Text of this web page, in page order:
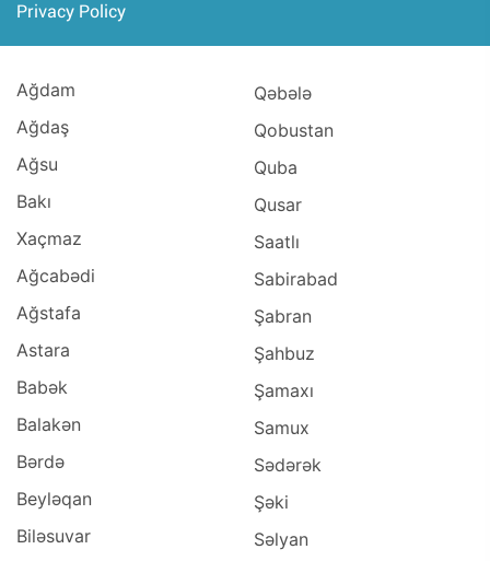
Privacy Policy
Ağdam
Ağdaş
Ağsu
Bakı
Xaçmaz
Ağcabədi
Ağstafa
Astara
Babək
Balakən
Bərdə
Beyləqan
Biləsuvar
Qəbələ
Qobustan
Quba
Qusar
Saatlı
Sabirabad
Şabran
Şahbuz
Şamaxı
Samux
Sədərək
Şəki
Səlyan